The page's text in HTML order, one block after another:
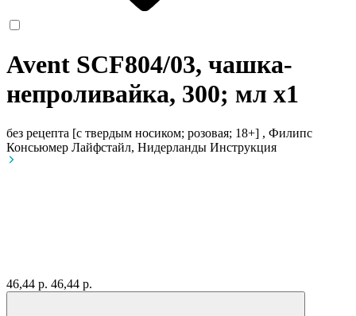
Avent SCF804/03, чашка-
непроливайка, 300; мл x1
без рецепта [с твердым носиком; розовая; 18+] , Филипс
Консьюмер Лайфстайл, Нидерланды Инструкция
46,44 р. 46,44 р.